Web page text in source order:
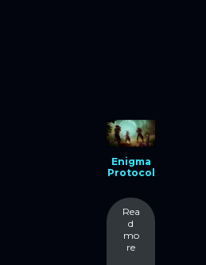
Enigma
Protocol
Rea
d
mo
re